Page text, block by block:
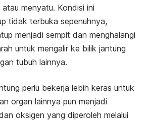
menyatu. Kondisi ini
tidak terbuka sepenuhnya,
menjadi sempit dan menghalangi
untuk mengalir ke bilik jantung
tubuh lainnya.
perlu bekerja lebih keras untuk
organ lainnya pun menjadi
oksigen yang diperoleh melalui